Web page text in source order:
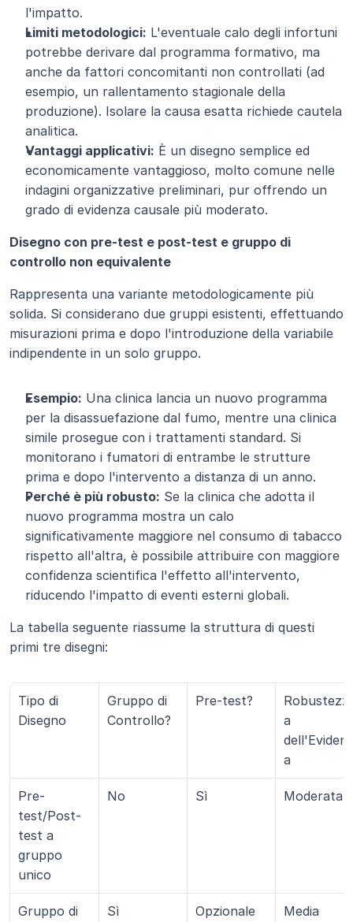
l'impatto.
Limiti metodologici: L'eventuale calo degli infortuni
potrebbe derivare dal programma formativo, ma
anche da fattori concomitanti non controllati (ad
esempio, un rallentamento stagionale della
produzione). Isolare la causa esatta richiede cautela
analitica.
Vantaggi applicativi: È un disegno semplice ed
economicamente vantaggioso, molto comune nelle
indagini organizzative preliminari, pur offrendo un
grado di evidenza causale più moderato.
Disegno con pre-test e post-test e gruppo di
controllo non equivalente
Rappresenta una variante metodologicamente più
solida. Si considerano due gruppi esistenti, effettuando
misurazioni prima e dopo l'introduzione della variabile
indipendente in un solo gruppo.
Esempio: Una clinica lancia un nuovo programma
per la disassuefazione dal fumo, mentre una clinica
simile prosegue con i trattamenti standard. Si
monitorano i fumatori di entrambe le strutture
prima e dopo l'intervento a distanza di un anno.
Perché è più robusto: Se la clinica che adotta il
nuovo programma mostra un calo
significativamente maggiore nel consumo di tabacco
rispetto all'altra, è possibile attribuire con maggiore
confidenza scientifica l'effetto all'intervento,
riducendo l'impatto di eventi esterni globali.
La tabella seguente riassume la struttura di questi
primi tre disegni:
Tipo di
Disegno
Gruppo di
Controllo?
Pre-test?
Robustezz
a
a
Pre-
test/Post-
test a
gruppo
unico
No Sì Moderata
Gruppo di
Sì Opzionale Media